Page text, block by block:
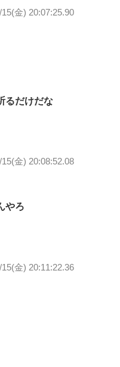
15(金) 20:07:25.90
るだけだな
15(金) 20:08:52.08
やろ
15(金) 20:11:22.36